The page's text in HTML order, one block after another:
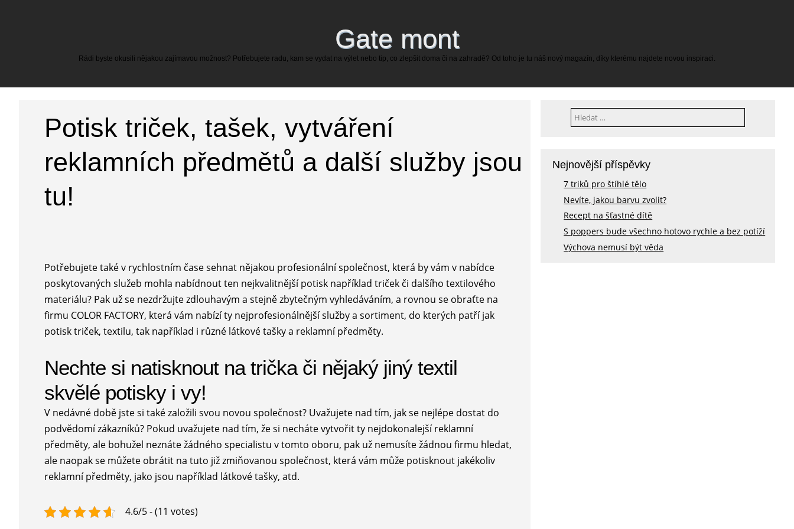
Gate mont
Rádi byste okusili nějakou zajímavou možnost? Potřebujete radu, kam se vydat na výlet nebo tip, co zlepšit doma či na zahradě? Od toho je tu náš nový magazín, díky kterému najdete novou inspiraci.
Vyhledávání
Nejnovější příspěvky
7 triků pro štíhlé tělo
Nevíte, jakou barvu zvolit?
Recept na šťastné dítě
S poppers bude všechno hotovo rychle a bez potíží
Výchova nemusí být věda
Potisk triček, tašek, vytváření
reklamních předmětů a další služby jsou
tu!
Potřebujete také v rychlostním čase sehnat nějakou profesionální společnost, která by vám v nabídce
poskytovaných služeb mohla nabídnout ten nejkvalitnější potisk například triček či dalšího textilového
materiálu? Pak už se nezdržujte zdlouhavým a stejně zbytečným vyhledáváním, a rovnou se obraťte na
firmu COLOR FACTORY, která vám nabízí ty nejprofesionálnější služby a sortiment, do kterých patří jak
potisk triček, textilu, tak například i různé látkové tašky a reklamní předměty.
Nechte si natisknout na trička či nějaký jiný textil
skvělé potisky i vy!
V nedávné době jste si také založili svou novou společnost? Uvažujete nad tím, jak se nejlépe dostat do
podvědomí zákazníků? Pokud uvažujete nad tím, že si necháte vytvořit ty nejdokonalejší reklamní
předměty, ale bohužel neznáte žádného specialistu v tomto oboru, pak už nemusíte žádnou firmu hledat,
ale naopak se můžete obrátit na tuto již zmiňovanou společnost, která vám může potisknout jakékoliv
reklamní předměty, jako jsou například látkové tašky, atd.
4.6/5 - (11 votes)